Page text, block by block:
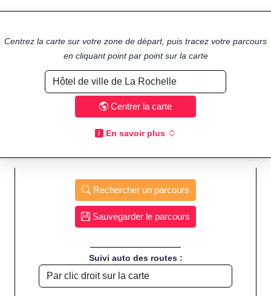
Centrez la carte sur votre zone de départ, puis tracez votre parcours
en cliquant point par point sur la carte
Centrer la carte
En savoir plus
Rechercher un parcours
Sauvegarder le parcours
Suivi auto des routes :